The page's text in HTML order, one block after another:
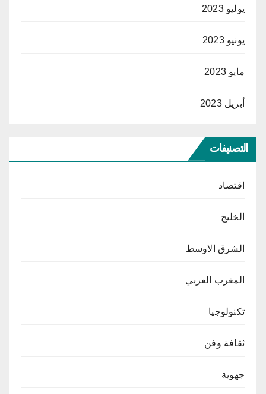
يوليو 2023
يونيو 2023
مايو 2023
أبريل 2023
التصنيفات
اقتصاد
الخليج
الشرق الاوسط
المغرب العربي
تكنولوجيا
ثقافة وفن
جهوية